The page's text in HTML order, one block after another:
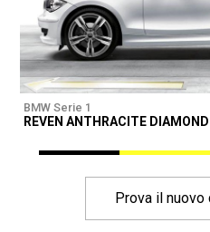
BMW Serie 1
REVEN ANTHRACITE DIAMOND
Prova il